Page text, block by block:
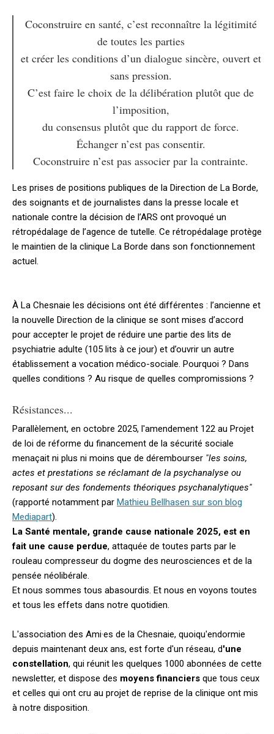
Coconstruire en santé, c’est reconnaître la légitimité
de toutes les parties
et créer les conditions d’un dialogue sincère, ouvert et
sans pression.
C’est faire le choix de la délibération plutôt que de
l’imposition,
du consensus plutôt que du rapport de force.
Échanger n’est pas consentir.
Coconstruire n’est pas associer par la contrainte.
Les prises de positions publiques de la Direction de La Borde,
des soignants et de journalistes dans la presse locale et
nationale contre la décision de l’ARS ont provoqué un
rétropédalage de l’agence de tutelle. Ce rétropédalage protège
le maintien de la clinique La Borde dans son fonctionnement
actuel.
À La Chesnaie les décisions ont été différentes : l’ancienne et
la nouvelle Direction de la clinique se sont mises d’accord
pour accepter le projet de réduire une partie des lits de
psychiatrie adulte (105 lits à ce jour) et d’ouvrir un autre
établissement a vocation médico-sociale. Pourquoi ? Dans
quelles conditions ? Au risque de quelles compromissions ?
Résistances...
Parallèlement, en octobre 2025, l'amendement 122 au Projet
de loi de réforme du financement de la sécurité sociale
menaçait ni plus ni moins que de dérembourser "les soins,
actes et prestations se réclamant de la psychanalyse ou
reposant sur des fondements théoriques psychanalytiques"
(rapporté notamment par Mathieu Bellhasen sur son blog
Mediapart).
La Santé mentale, grande cause nationale 2025, est en
fait une cause perdue, attaquée de toutes parts par le
rouleau compresseur du dogme des neurosciences et de la
pensée néolibérale.
Et nous sommes tous abasourdis. Et nous en voyons toutes
et tous les effets dans notre quotidien.
L'association des Ami·es de la Chesnaie, quoiqu'endormie
depuis maintenant deux ans, est forte d'un réseau, d'une
constellation, qui réunit les quelques 1000 abonnées de cette
newsletter, et dispose des moyens financiers que tous ceux
et celles qui ont cru au projet de reprise de la clinique ont mis
à notre disposition.